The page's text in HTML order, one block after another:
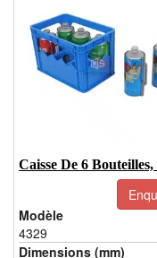
Modèle
4329
Dimensions (mm)